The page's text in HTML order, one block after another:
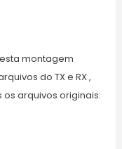
montagem
do TX e RX ,
arquivos originais: